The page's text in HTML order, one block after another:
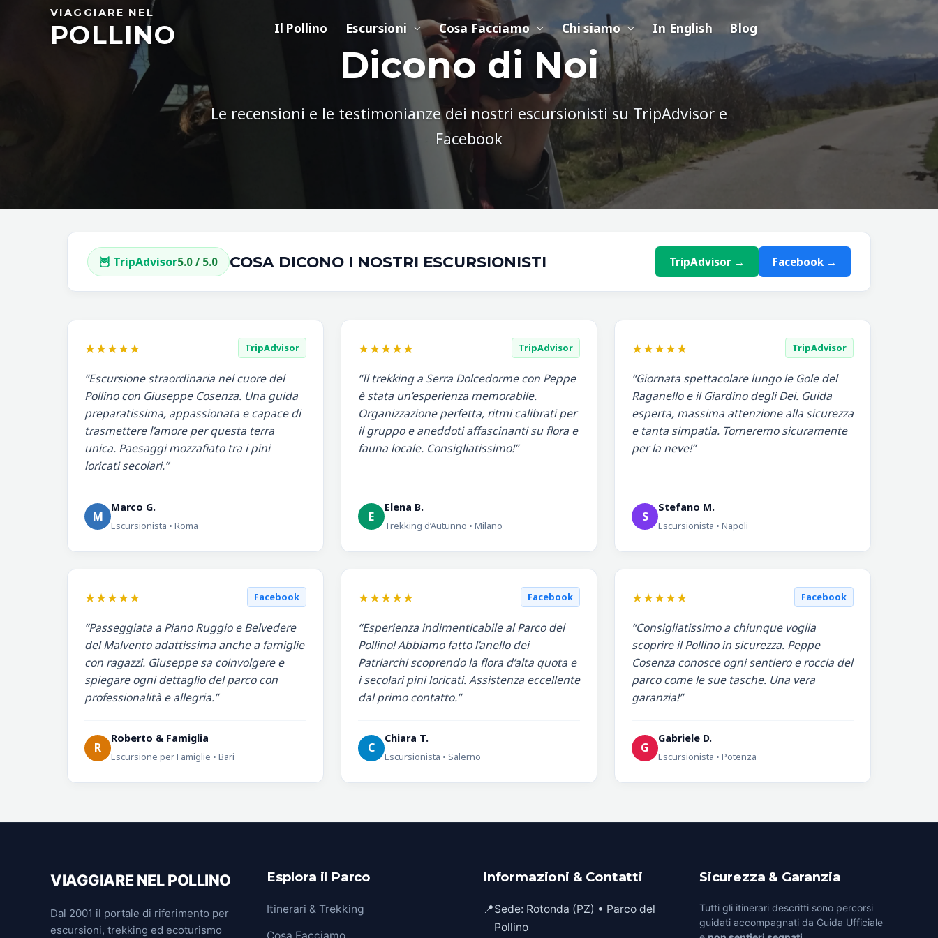
VIAGGIARE NEL
POLLINO Il Pollino Escursioni Cosa Facciamo Chi siamo In English Blog
Dicono di Noi
Le recensioni e le testimonianze dei nostri escursionisti su TripAdvisor e
Facebook
🦉 TripAdvisor5.0 / 5.0 COSA DICONO I NOSTRI ESCURSIONISTI TripAdvisor → Facebook →
★★★★★ TripAdvisor
“Escursione straordinaria nel cuore del
Pollino con Giuseppe Cosenza. Una guida
preparatissima, appassionata e capace di
trasmettere l’amore per questa terra
unica. Paesaggi mozzafiato tra i pini
loricati secolari.”
M
Marco G.
Escursionista • Roma
★★★★★ TripAdvisor
“Il trekking a Serra Dolcedorme con Peppe
è stata un’esperienza memorabile.
Organizzazione perfetta, ritmi calibrati per
il gruppo e aneddoti affascinanti su flora e
fauna locale. Consigliatissimo!”
E
Elena B.
Trekking d’Autunno • Milano
★★★★★ TripAdvisor
“Giornata spettacolare lungo le Gole del
Raganello e il Giardino degli Dei. Guida
esperta, massima attenzione alla sicurezza
e tanta simpatia. Torneremo sicuramente
per la neve!”
S
Stefano M.
Escursionista • Napoli
★★★★★ Facebook
“Passeggiata a Piano Ruggio e Belvedere
del Malvento adattissima anche a famiglie
con ragazzi. Giuseppe sa coinvolgere e
spiegare ogni dettaglio del parco con
professionalità e allegria.”
R
Roberto & Famiglia
Escursione per Famiglie • Bari
★★★★★ Facebook
“Esperienza indimenticabile al Parco del
Pollino! Abbiamo fatto l’anello dei
Patriarchi scoprendo la flora d’alta quota e
i secolari pini loricati. Assistenza eccellente
dal primo contatto.”
C
Chiara T.
Escursionista • Salerno
★★★★★ Facebook
“Consigliatissimo a chiunque voglia
scoprire il Pollino in sicurezza. Peppe
Cosenza conosce ogni sentiero e roccia del
parco come le sue tasche. Una vera
garanzia!”
G
Gabriele D.
Escursionista • Potenza
VIAGGIARE NEL POLLINO
Dal 2001 il portale di riferimento per
escursioni, trekking ed ecoturismo
Esplora il Parco
Itinerari & Trekking
Informazioni & Contatti
📍Sede: Rotonda (PZ) • Parco del
Pollino
Sicurezza & Garanzia
Tutti gli itinerari descritti sono percorsi
guidati accompagnati da Guida Ufficiale